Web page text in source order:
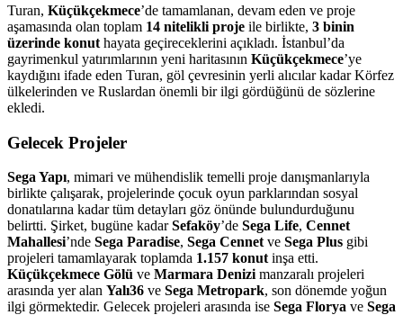
Turan, Küçükçekmece’de tamamlanan, devam eden ve proje
aşamasında olan toplam 14 nitelikli proje ile birlikte, 3 binin
üzerinde konut hayata geçireceklerini açıkladı. İstanbul’da
gayrimenkul yatırımlarının yeni haritasının Küçükçekmece’ye
kaydığını ifade eden Turan, göl çevresinin yerli alıcılar kadar Körfez
ülkelerinden ve Ruslardan önemli bir ilgi gördüğünü de sözlerine
ekledi.
Gelecek Projeler
Sega Yapı, mimari ve mühendislik temelli proje danışmanlarıyla
birlikte çalışarak, projelerinde çocuk oyun parklarından sosyal
donatılarına kadar tüm detayları göz önünde bulundurduğunu
belirtti. Şirket, bugüne kadarSefaköy’de Sega Life, Cennet
Mahallesi’nde Sega Paradise, Sega Cennet ve Sega Plus gibi
projeleri tamamlayarak toplamda 1.157 konut inşa etti.
Küçükçekmece Gölü ve Marmara Denizi manzaralı projeleri
arasında yer alan Yalı36 ve Sega Metropark, son dönemde yoğun
ilgi görmektedir. Gelecek projeleri arasında ise Sega Florya ve Sega